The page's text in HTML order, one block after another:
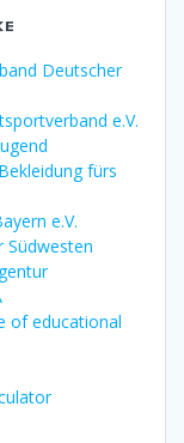
Deutscher
e.V.
fürs
e.V.
Südwesten
of educational